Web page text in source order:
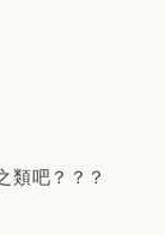
類吧？？？